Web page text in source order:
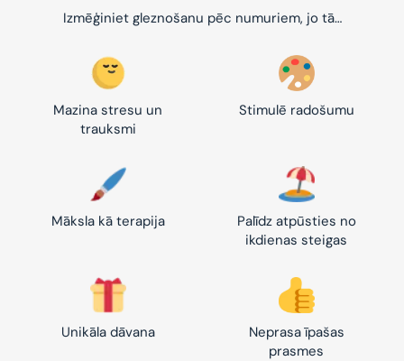
Izmēģiniet gleznošanu pēc numuriem, jo tā…
Mazina stresu un
trauksmi
Stimulē radošumu
Māksla kā terapija
Palīdz atpūsties no
ikdienas steigas
Unikāla dāvana
Neprasa īpašas
prasmes